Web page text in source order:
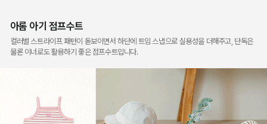
아롬 아기 점프수트
컬러별 스트라이프 패턴이 돋보이면서 하단에 트임 스냅으로 실용성을 더해주고, 단독은
물론 이너로도 활용하기 좋은 점프수트입니다.